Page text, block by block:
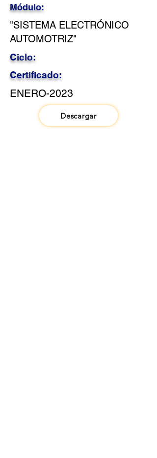
Módulo:
"SISTEMA ELECTRÓNICO
AUTOMOTRIZ"
Ciclo:
Certificado:
ENERO-2023
Descargar